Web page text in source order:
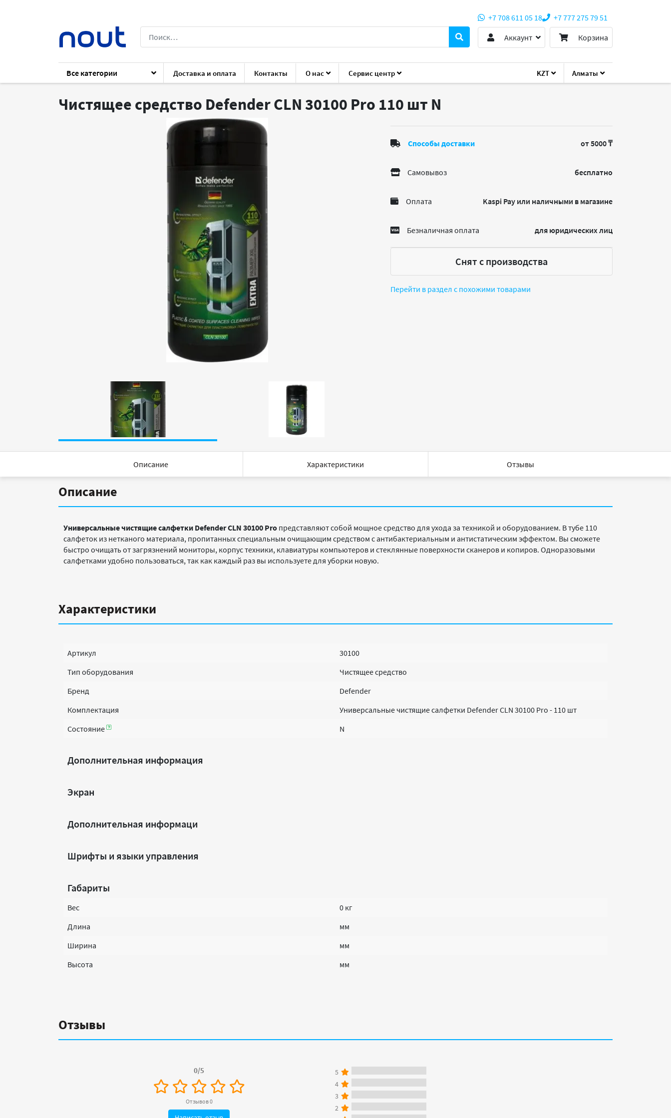
KZT Алматы
+7 708 611 05 18
+7 777 275 79 51
Аккаунт
Корзина
Все категории Доставка и оплата Контакты О нас Сервис центр
Каталог Комплектующие Для ноутбука Чистящие средства Defender CLN 30100 Pro 110 шт
Чистящее средство Defender CLN 30100 Pro 110 шт N
Способы доставки от 5000 ₸
Самовывоз бесплатно
Оплата Kaspi Pay или наличными в магазине
Безналичная оплата для юридических лиц
Снят с производства
Перейти в раздел с похожими товарами
Описание Характеристики Отзывы
Описание
Универсальные чистящие салфетки Defender CLN 30100 Pro представляют собой мощное средство для ухода за техникой и оборудованием. В тубе 110
салфеток из нетканого материала, пропитанных специальным очищающим средством с антибактериальным и антистатическим эффектом. Вы сможете
быстро очищать от загрязнений мониторы, корпус техники, клавиатуры компьютеров и стеклянные поверхности сканеров и копиров. Одноразовыми
салфетками удобно пользоваться, так как каждый раз вы используете для уборки новую.
Характеристики
Артикул
30100
Тип оборудования
Чистящее средство
Бренд
Defender
Комплектация
Универсальные чистящие салфетки Defender CLN 30100 Pro - 110 шт
Состояние
N
Дополнительная информация
Экран
Дополнительная информаци
Шрифты и языки управления
Габариты
Вес
0 кг
Длина
мм
Ширина
мм
Высота
мм
Отзывы
0/5
Отзывов 0
5
4
3
2